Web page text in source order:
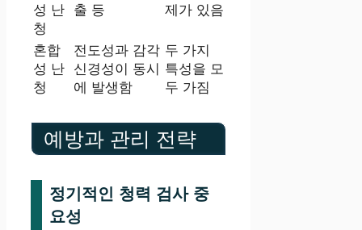
성 난
청
출 등
제가 있음
혼합
성 난
청
전도성과 감각
신경성이 동시
에 발생함
두 가지
특성을 모
두 가짐
예방과 관리 전략
정기적인 청력 검사 중
요성